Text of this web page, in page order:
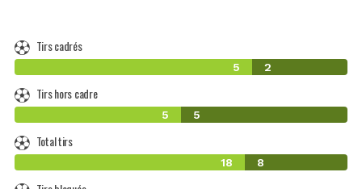
Tirs cadrés
5 2
Tirs hors cadre
5 5
Total tirs
18 8